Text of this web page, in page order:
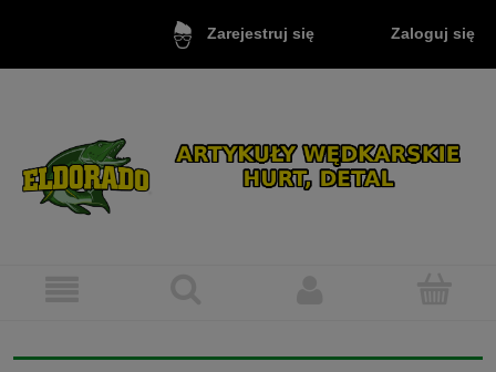
Zarejestruj się Zaloguj się